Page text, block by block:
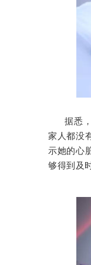
据悉
家人都没
示她的心
够得到及